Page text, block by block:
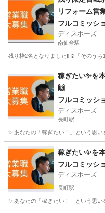
リフォーム営
ぐ下さい‼︎👍
フルコミッシ
ディスポーズ
南仙台駅
残り枠2名となりました‼︎☺️「そのうち
南仙台駅
稼ぎたい✨を
🙌
フルコミッシ
ディスポーズ
長町駅
✨ あなたの「稼ぎたい！」という思
宮城 仙台市 長町駅 営業
稼ぎたい✨を
フルコミッシ
ディスポーズ
長町駅
✨ あなたの「稼ぎたい！」という思